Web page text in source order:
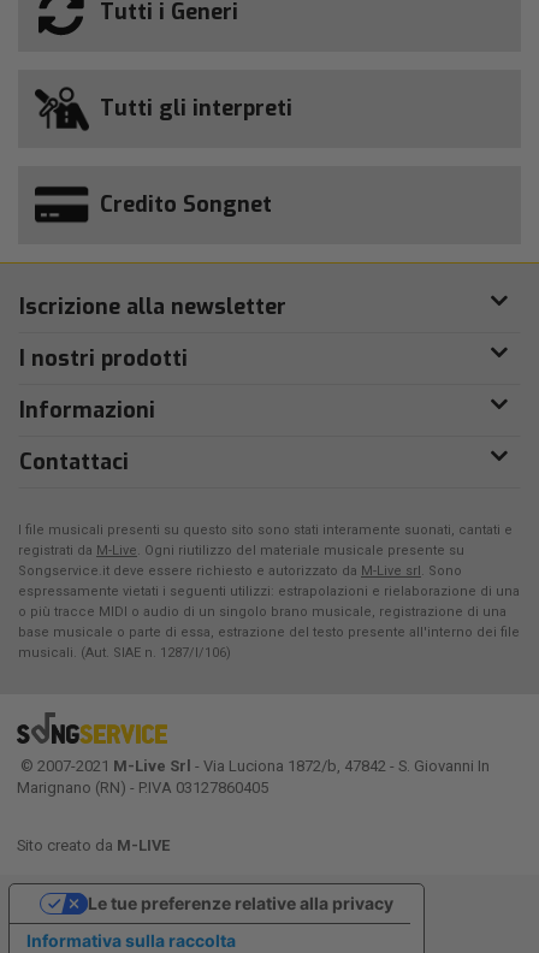
Tutti i Generi
Tutti gli interpreti
Credito Songnet
Iscrizione alla newsletter
I nostri prodotti
Informazioni
Contattaci
I file musicali presenti su questo sito sono stati interamente suonati, cantati e
registrati da M-Live. Ogni riutilizzo del materiale musicale presente su
Songservice.it deve essere richiesto e autorizzato da M-Live srl . Sono
espressamente vietati i seguenti utilizzi: estrapolazioni e rielaborazione di una
o più tracce MIDI o audio di un singolo brano musicale, registrazione di una
base musicale o parte di essa, estrazione del testo presente all'interno dei file
musicali. (Aut. SIAE n. 1287/I/106)
© 2007-2021 M-Live Srl - Via Luciona 1872/b, 47842 - S. Giovanni In
Marignano (RN) - P.IVA 03127860405
Sito creato da M-LIVE
Informativa sulla raccolta
Le tue preferenze relative alla privacy